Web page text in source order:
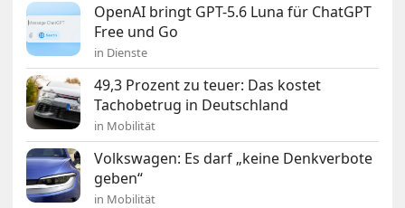
OpenAI bringt GPT-5.6 Luna für ChatGPT
Free und Go
in Dienste
49,3 Prozent zu teuer: Das kostet
Tachobetrug in Deutschland
in Mobilität
Volkswagen: Es darf „keine Denkverbote
geben“
in Mobilität